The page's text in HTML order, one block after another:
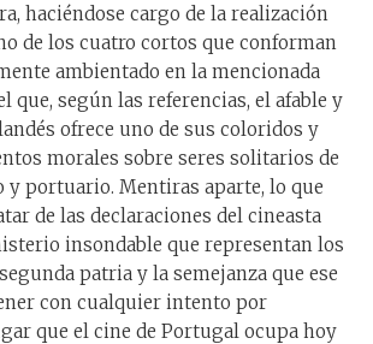
haciéndose cargo de la realización
de los cuatro cortos que conforman
ambientado en la mencionada
que, según las referencias, el afable y
ofrece uno de sus coloridos y
morales sobre seres solitarios de
y portuario. Mentiras aparte, lo que
de las declaraciones del cineasta
insondable que representan los
patria y la semejanza que ese
con cualquier intento por
que el cine de Portugal ocupa hoy